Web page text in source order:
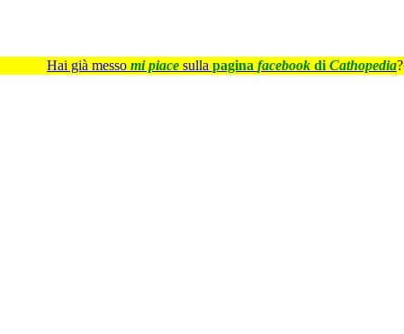
Hai già messo mi piace sulla pagina facebook di Cathopedia?